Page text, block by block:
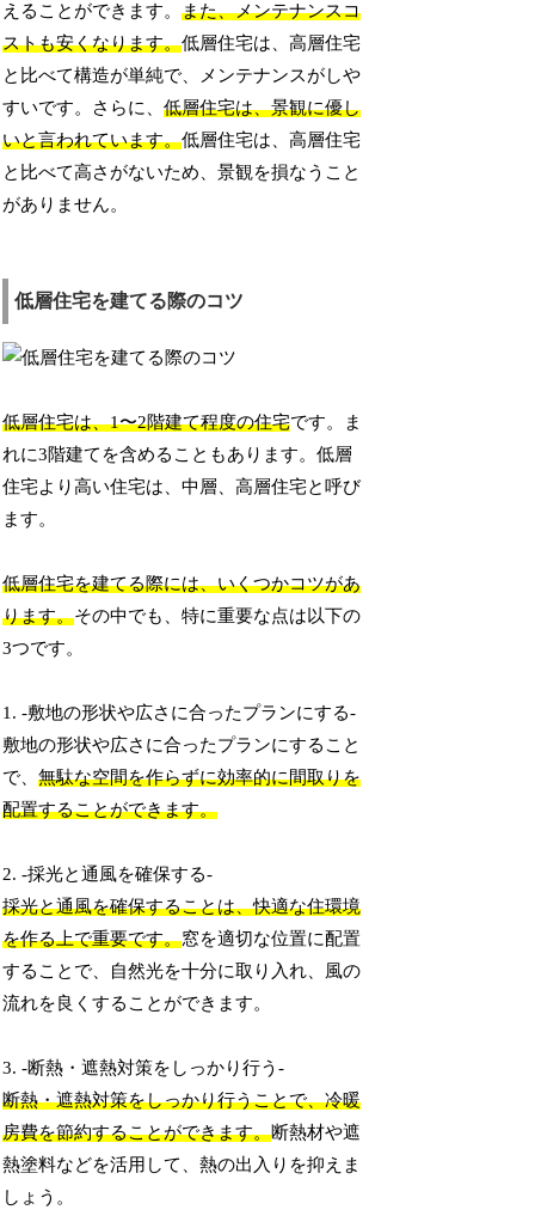
えることができます。また、メンテナンスコ
ストも安くなります。低層住宅は、高層住宅
と比べて構造が単純で、メンテナンスがしや
すいです。さらに、低層住宅は、景観に優し
いと言われています。低層住宅は、高層住宅
と比べて高さがないため、景観を損なうこと
がありません。
低層住宅を建てる際のコツ
低層住宅は、1〜2階建て程度の住宅です。ま
れに3階建てを含めることもあります。低層
住宅より高い住宅は、中層、高層住宅と呼び
ます。
低層住宅を建てる際には、いくつかコツがあ
ります。その中でも、特に重要な点は以下の
3つです。
1. -敷地の形状や広さに合ったプランにする-
敷地の形状や広さに合ったプランにすること
で、無駄な空間を作らずに効率的に間取りを
配置することができます。
2. -採光と通風を確保する-
採光と通風を確保することは、快適な住環境
を作る上で重要です。窓を適切な位置に配置
することで、自然光を十分に取り入れ、風の
流れを良くすることができます。
3. -断熱・遮熱対策をしっかり行う-
断熱・遮熱対策をしっかり行うことで、冷暖
房費を節約することができます。断熱材や遮
熱塗料などを活用して、熱の出入りを抑えま
しょう。